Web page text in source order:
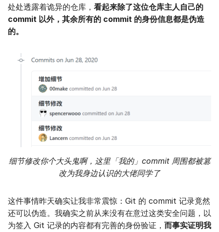
处处透露着诡异的仓库， 看起来除了这位仓库主人自己的
commit 以外，其余所有的 commit 的身份信息都是伪造
的。
细节修改你个大头鬼啊，这里「我的」commit 周围都被篡
改为我身边认识的大佬同学了
这件事情昨天确实让我非常震惊：Git 的 commit 记录竟然
还可以伪造。我确实之前从来没有在意过这类安全问题，以
为签入 Git 记录的内容都有完善的身份验证， 而事实证明我